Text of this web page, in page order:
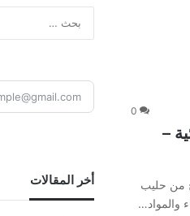
0
–
من حليب
والمواد…
أخر المقالات